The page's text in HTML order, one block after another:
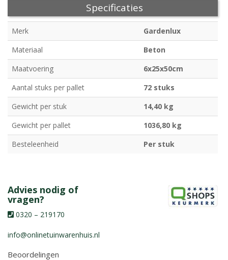
Specificaties
Merk
Gardenlux
Materiaal
Beton
Maatvoering
6x25x50cm
Aantal stuks per pallet
72 stuks
Gewicht per stuk
14,40 kg
Gewicht per pallet
1036,80 kg
Besteleenheid
Per stuk
Advies nodig of
vragen?
0320 – 219170
info@onlinetuinwarenhuis.nl
Beoordelingen